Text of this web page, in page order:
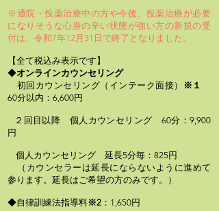
※通院・投薬治療中の方や今後、投薬治療が必要
になりそうな心身の辛い状態が強い方の新規の受
付は、令和7年12月31日で終了となりました。
【全て税込み表示です】
◆オンラインカウンセリング
初回カウンセリング（インテーク面接）
※１
60分以内：6,600円
２回目以降 個人カウンセリング 60分：9,900
円
個人カウンセリング 延長5分毎：825円
（カウンセラーは延長にならないように進めて
参ります。延長はご希望の方のみです。）
◆自律訓練法指導料※2 ：1,650円